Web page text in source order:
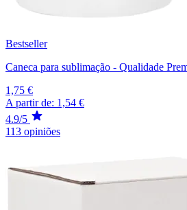
Bestseller
Caneca para sublimação - Qualidade
1,75 €
A partir de: 1,54 €
4.9/5
113 opiniões